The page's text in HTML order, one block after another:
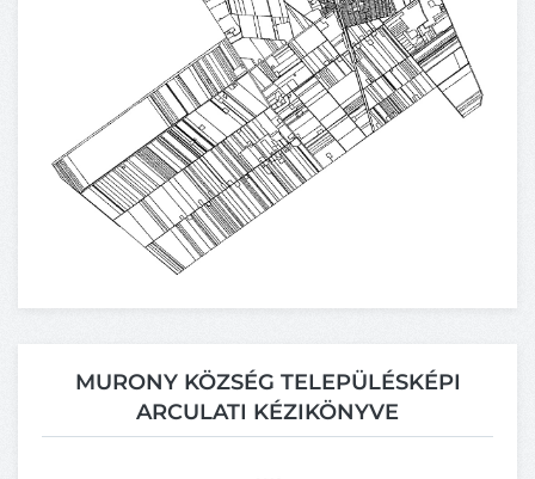
MURONY KÖZSÉG TELEPÜLÉSKÉPI
ARCULATI KÉZIKÖNYVE